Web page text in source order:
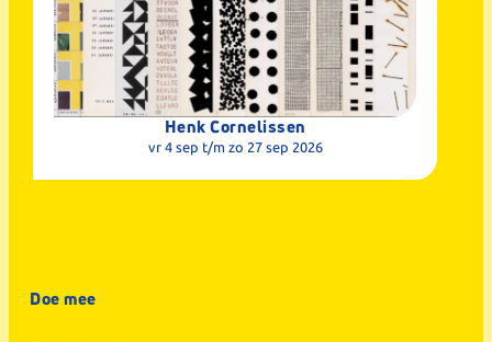
Henk Cornelissen
vr 4 sep t/m zo 27 sep 2026
Doe mee